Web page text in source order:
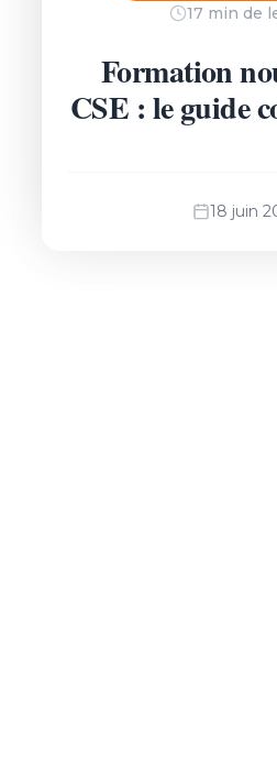
17 min de
Formation
CSE : le guide
18 juin